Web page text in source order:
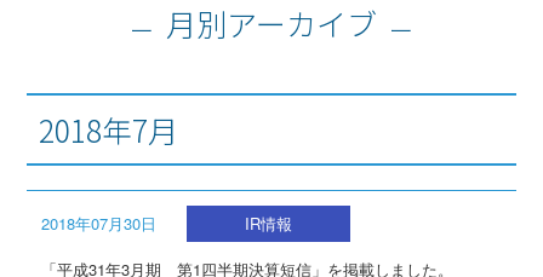
月別アーカイブ
2018年7月
2018年07月30日
IR情報
「平成31年3月期 第1四半期決算短信」を掲載しました。